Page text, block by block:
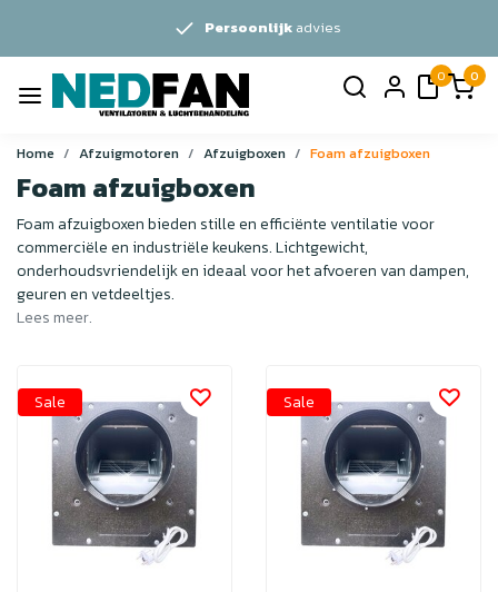
Persoonlijkadvies
0 0
Home Afzuigmotoren Afzuigboxen Foam afzuigboxen
Foam afzuigboxen
Foam afzuigboxen bieden stille en efficiënte ventilatie voor
commerciële en industriële keukens. Lichtgewicht,
onderhoudsvriendelijk en ideaal voor het afvoeren van dampen,
geuren en vetdeeltjes.
Lees meer.
Sale Sale